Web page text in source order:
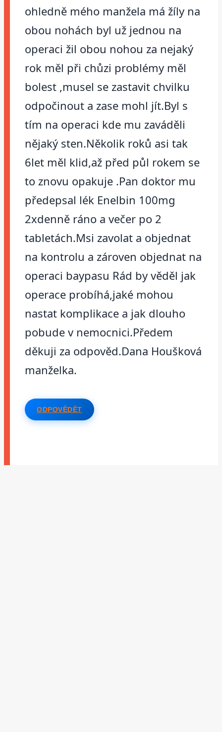
ohledně mého manžela má žíly na
obou nohách byl už jednou na
operaci žil obou nohou za nejaký
rok měl při chůzi problémy měl
bolest ,musel se zastavit chvilku
odpočinout a zase mohl jít.Byl s
tím na operaci kde mu zaváděli
nějaký sten.Několik roků asi tak
6let měl klid,až před půl rokem se
to znovu opakuje .Pan doktor mu
předepsal lék Enelbin 100mg
2xdenně ráno a večer po 2
tabletách.Msi zavolat a objednat
na kontrolu a zároven objednat na
operaci baypasu Rád by věděl jak
operace probíhá,jaké mohou
nastat komplikace a jak dlouho
pobude v nemocnici.Předem
děkuji za odpověd.Dana Houšková
manželka.
ODPOVĚDĚT